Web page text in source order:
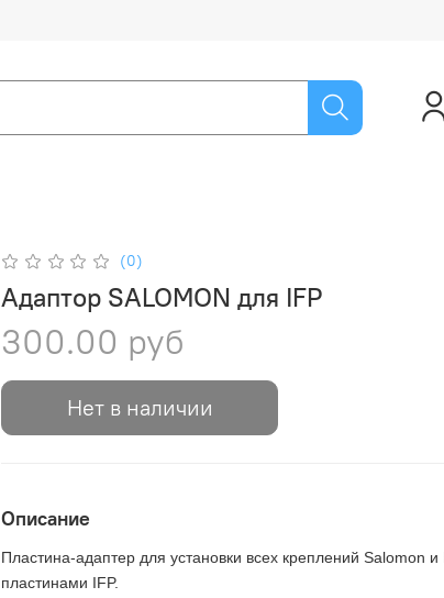
(0)
Адаптор SALOMON для IFP
300.00 руб
Нет в наличии
Описание
Пластина-адаптер для установки всех креплений Salomon
пластинами IFP.